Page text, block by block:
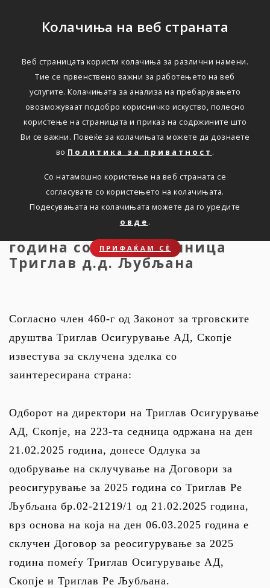
Колачиња на веб страната
Веб страницата користи колачиња за различни намени.
Тие се првенствено важни за работењето на веб
услугите. Колачињата за анализа на пребарувањето
овозможуваат подобро корисничко искуство, полесно
користење на страницата и приказ на содржините што
Ви се важни. Повеќе за колачињата можете да дознаете
во Политика за приватност .
Со натамошно користење на веб страната се
согласувате со користењето на колачињата.
Подесувањата на колачињата можете да го уредите
овде .
ПРИФАЌАМ СЀ
Зделка со
заинтересирана страна
Дома Новости Zdelka so zainteresirana strana
Одлука за одобрување на
склучување на Договор за
реосигурување за 2025
година со Заваровалница
Триглав д.д. Љубљана
Согласно член 460-г од Законот за трговските
друштва Триглав Осигурување АД, Скопје
известува за склучена зделка со
заинтересирана страна:
Одборот на директори на Триглав Осигурување
АД, Скопје, на 223-та седница одржана на ден
21.02.2025 година, донесе Одлука за
одобрување на склучување на Договори за
реосигурување за 2025 година со Триглав Ре
Љубљана бр.02-21219/1 од 21.02.2025 година,
врз основа на која нa ден 06.03.2025 година е
склучен Договор за реосигурување за 2025
година помеѓу Триглав Осигурување АД,
Скопје и Триглав Ре Љубљана.